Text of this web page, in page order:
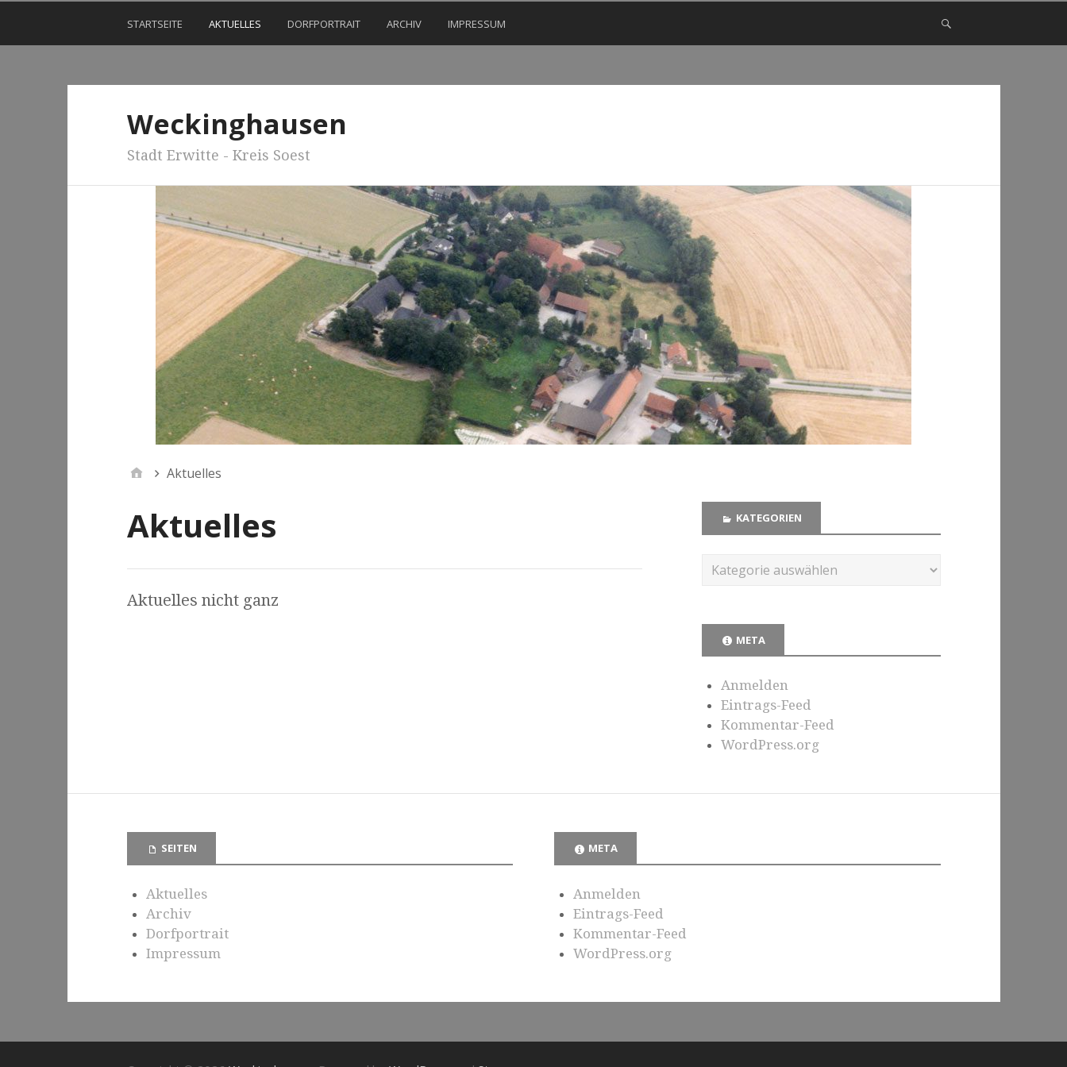
STARTSEITE AKTUELLES DORFPORTRAIT ARCHIV IMPRESSUM
Weckinghausen
Stadt Erwitte - Kreis Soest
Aktuelles
Aktuelles
Aktuelles nicht ganz
KATEGORIEN
META
Anmelden
Eintrags-Feed
Kommentar-Feed
WordPress.org
SEITEN
Aktuelles
Archiv
Dorfportrait
Impressum
META
Anmelden
Eintrags-Feed
Kommentar-Feed
WordPress.org